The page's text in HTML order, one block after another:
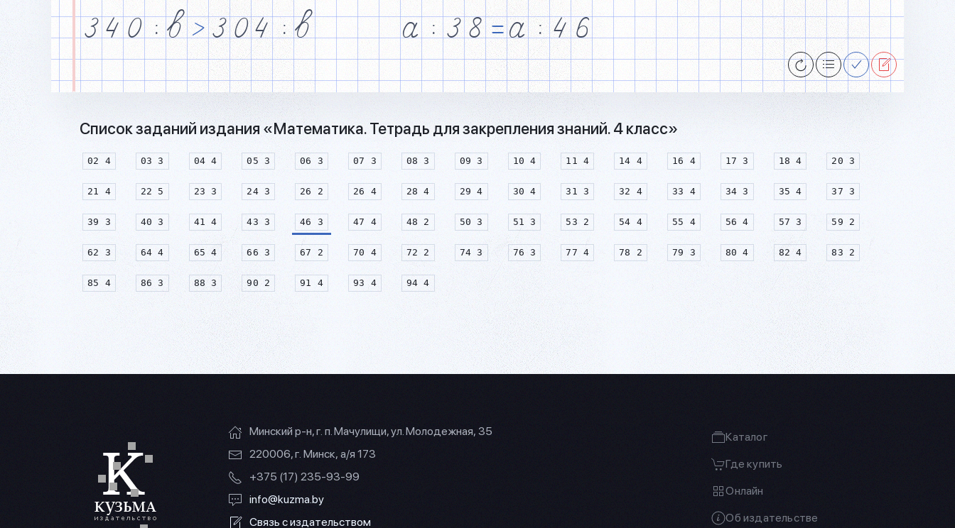
3 4 0 $ b >3 0 4 $ b a $ 3 8 = a $ 4 6
Список заданий издания «Математика. Тетрадь для закрепления знаний. 4 класс»
02 4 03 3 04 4 05 3 06 3 07 3 08 3 09 3 10 4 11 4 14 4 16 4 17 3 18 4 20 3
21 4 22 5 23 3 24 3 26 2 26 4 28 4 29 4 30 4 31 3 32 4 33 4 34 3 35 4 37 3
39 3 40 3 41 4 43 3 46 3 47 4 48 2 50 3 51 3 53 2 54 4 55 4 56 4 57 3 59 2
62 3 64 4 65 4 66 3 67 2 70 4 72 2 74 3 76 3 77 4 78 2 79 3 80 4 82 4 83 2
85 4 86 3 88 3 90 2 91 4 93 4 94 4
Минский р-н, г. п. Мачулищи, ул. Молодежная, 35
220006, г. Минск, а/я 173
+375 (17) 235-93-99
info@kuzma.by
Связь с издательством
Каталог
Где купить
Онлайн
Об издательстве